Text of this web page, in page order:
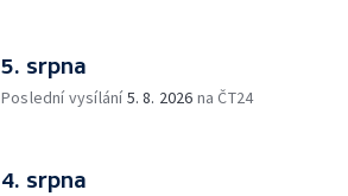
5. srpna
Poslední vysílání5. 8. 2026 na ČT24
4. srpna